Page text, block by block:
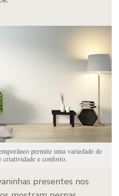
permite uma variedade de
criatividade e conforto.
presentes nos